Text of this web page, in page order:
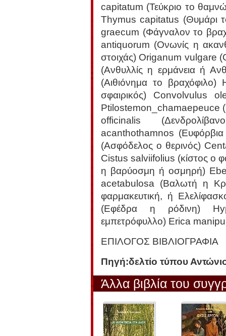
capitatum (Τεύκριο το
Thymus capitatus (Θυμάρι
graecum (Φάγναλον το
antiquorum (Ονωνίς η
στοιχάς) Origanum vulgare
(Ανθυλλίς η ερμάνεια ή
(Αιθιόνημα το
σφαιρικός) Convolvulus
Ptilostemon_chamaepeuce
officinalis
acanthothamnos
(Ασφόδελος ο θερινός)
Cistus salviifolius (κίστος ο
η βαρύοσμη ή οσμηρή)
acetabulosa (Βαλωτή η
φαρμακευτική, ή
(Εφέδρα η ρόδινη)
εμπετρόφυλλο) Erica
ΕΠΙΛΟΓΟΣ ΒΙΒΛΙΟΓΡΑΦΙΑ
Πηγή:δελτίο τύπου
Άλλα βιβλία του